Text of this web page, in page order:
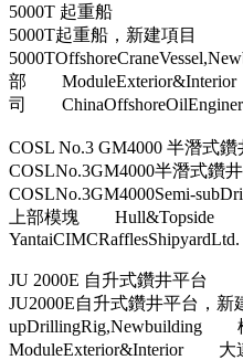
5000T 起重船
5000T起重船，新建項目
部
司
COSL No.3 GM4000 半潛式鑽
COSLNo.3GM4000半潛式鑽
COSLNo.3GM4000Semi-
上部模塊
YantaiCIMCRafflesShipyardLtd.
JU 2000E 自升式鑽井平台
JU2000E自升式鑽井平台
ModuleExterior&Interior